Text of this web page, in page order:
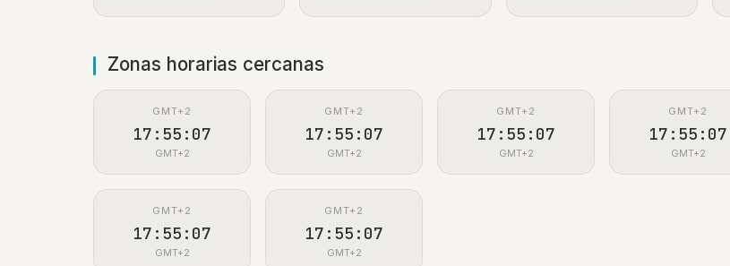
Zonas horarias cercanas
GMT+2
17:55:08
GMT+2
GMT+2
17:55:08
GMT+2
GMT+2
17:55:08
GMT+2
GMT+2
17:55:08
GMT+2
GMT+2
17:55:08
GMT+2
GMT+2
17:55:08
GMT+2